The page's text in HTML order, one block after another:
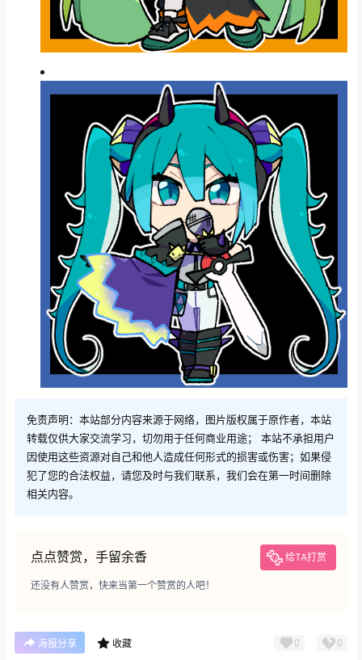
免责声明：本站部分内容来源于网络，图片版权属于原作者，本站
转载仅供大家交流学习，切勿用于任何商业用途； 本站不承担用户
因使用这些资源对自己和他人造成任何形式的损害或伤害；如果侵
犯了您的合法权益，请您及时与我们联系，我们会在第一时间删除
相关内容。
点点赞赏，手留余香 给TA打赏
还没有人赞赏，快来当第一个赞赏的人吧！
海报分享 收藏 0 0